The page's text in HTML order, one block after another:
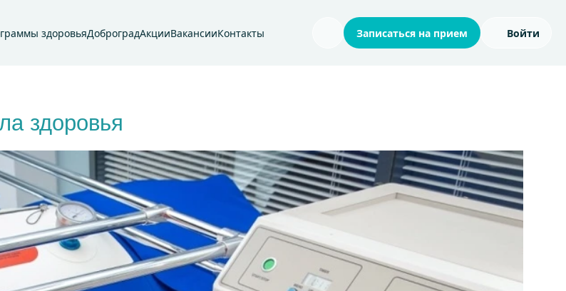
здоровьяДоброградАкцииВакансииКонтакты Поиск по сайтуЗаписаться на прием Войти
здоровья